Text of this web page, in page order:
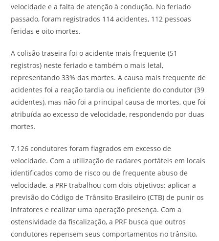
velocidade e a falta de atenção à condução. No feriado
passado, foram registrados 114 acidentes, 112 pessoas
feridas e oito mortes.
A colisão traseira foi o acidente mais frequente (51
registros) neste feriado e também o mais letal,
representando 33% das mortes. A causa mais frequente de
acidentes foi a reação tardia ou ineficiente do condutor (39
acidentes), mas não foi a principal causa de mortes, que foi
atribuída ao excesso de velocidade, respondendo por duas
mortes.
7.126 condutores foram flagrados em excesso de
velocidade. Com a utilização de radares portáteis em locais
identificados como de risco ou de frequente abuso de
velocidade, a PRF trabalhou com dois objetivos: aplicar a
previsão do Código de Trânsito Brasileiro (CTB) de punir os
infratores e realizar uma operação presença. Com a
ostensividade da fiscalização, a PRF busca que outros
condutores repensem seus comportamentos no trânsito,